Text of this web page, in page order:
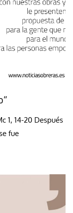
1, 14-20 Después
fue